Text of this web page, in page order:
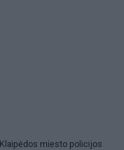
miesto policijos